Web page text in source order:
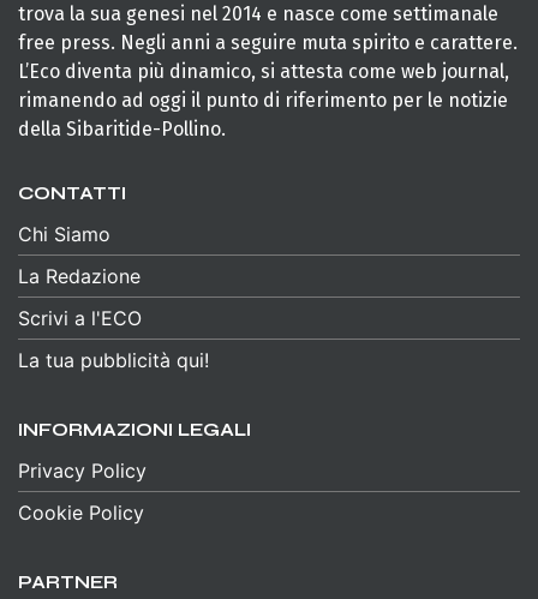
trova la sua genesi nel 2014 e nasce come settimanale
free press. Negli anni a seguire muta spirito e carattere.
L’Eco diventa più dinamico, si attesta come web journal,
rimanendo ad oggi il punto di riferimento per le notizie
della Sibaritide-Pollino.
CONTATTI
Chi Siamo
La Redazione
Scrivi a l'ECO
La tua pubblicità qui!
INFORMAZIONI LEGALI
Privacy Policy
Cookie Policy
PARTNER